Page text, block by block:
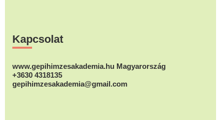
Kapcsolat
www.gepihimzesakademia.hu Magyarország
+3630 4318135
gepihimzesakademia@gmail.com